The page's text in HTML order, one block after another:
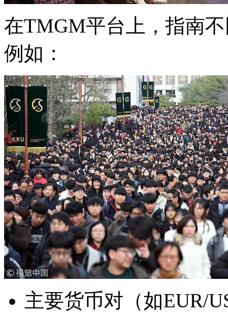
在TMGM平台上，指南
例如：
主要货币对（如EUR/